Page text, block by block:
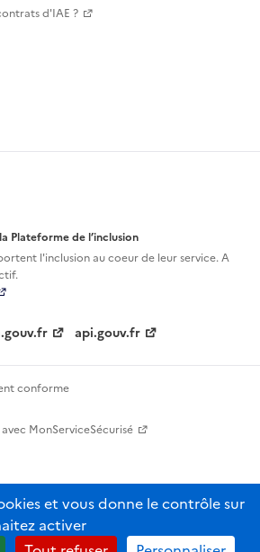
d'IAE ?
Plateforme de l’inclusion
l'inclusion aucoeur de leur service. A
api.gouv.fr
conforme
MonServiceSécurisé
les contenus de ce site sont sous licence
et vous donne le contrôle sur
activer